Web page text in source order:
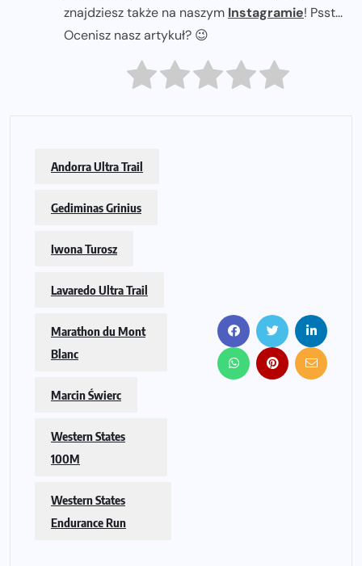
znajdziesz także na naszym Instagramie! Psst...
Ocenisz nasz artykuł? 😉
Andorra Ultra Trail
Gediminas Grinius
Iwona Turosz
Lavaredo Ultra Trail
Marathon du Mont
Blanc
Marcin Świerc
Western States
100M
Western States
Endurance Run